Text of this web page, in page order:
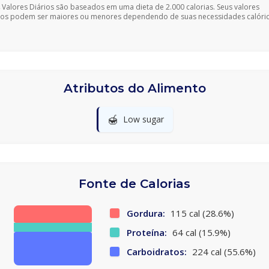
Diários são baseados em uma dieta de 2.000 calorias. Seus valores
podem ser maiores ou menores dependendo de suas necessidades
Atributos do Alimento
🍯 Low sugar
Fonte de Calorias
Gordura: 115 cal (28.6%)
Proteína: 64 cal (15.9%)
Carboidratos: 224 cal (55.6%)